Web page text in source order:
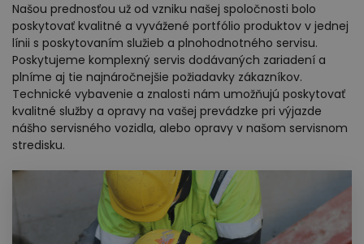
Našou prednosťou už od vzniku našej spoločnosti bolo
poskytovať kvalitné a vyvážené portfólio produktov v jednej
línii s poskytovaním služieb a plnohodnotného servisu.
Poskytujeme komplexný servis dodávaných zariadení a
plníme aj tie najnáročnejšie požiadavky zákazníkov.
Technické vybavenie a znalosti nám umožňujú poskytovať
kvalitné služby a opravy na vašej prevádzke pri výjazde
nášho servisného vozidla, alebo opravy v našom servisnom
stredisku.